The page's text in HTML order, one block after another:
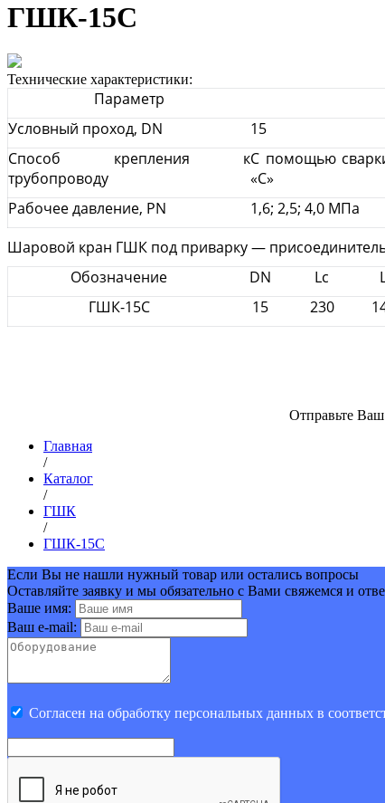
ГШК-15С
Технические характеристики:
Параметр
Условный проход, DN
15
Способ крепления к
трубопроводу
С помощью
«С»
Рабочее давление, PN
1,6; 2,5; 4,0 МПа
Шаровой кран ГШК под приварку —
Обозначение
DN Lc
ГШК-15С
15 230
Отправьте Ваш
Главная
/
Каталог
/
ГШК
/
ГШК-15С
Если Вы не нашли нужный товар или остались вопросы
Оставляйте заявку и мы обязательно с Вами свяжемся и
Ваше имя:
Ваш e-mail:
Cогласен на обработку персональных данных в